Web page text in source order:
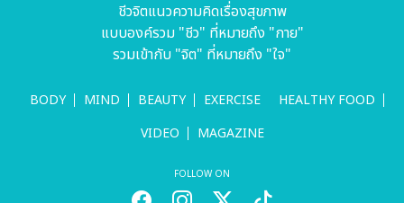
ชีวจิตแนวความคิดเรื่องสุขภาพ
แบบองค์รวม "ชีว" ที่หมายถึง "กาย"
รวมเข้ากับ "จิต" ที่หมายถึง "ใจ"
BODY MIND BEAUTY EXERCISE
HEALTHY FOOD
VIDEO
MAGAZINE
FOLLOW ON